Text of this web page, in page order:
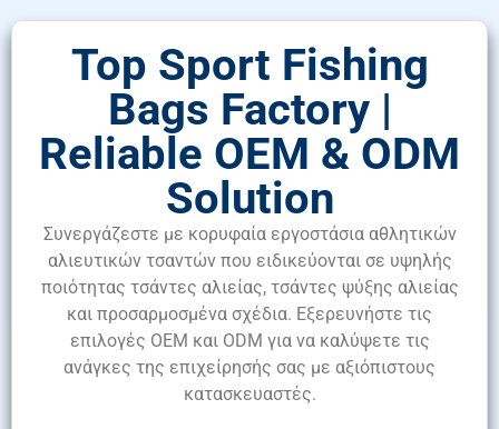
Top Sport Fishing
Bags Factory |
Reliable OEM & ODM
Solution
Συνεργάζεστε με κορυφαία εργοστάσια αθλητικών
αλιευτικών τσαντών που ειδικεύονται σε υψηλής
ποιότητας τσάντες αλιείας, τσάντες ψύξης αλιείας
και προσαρμοσμένα σχέδια. Εξερευνήστε τις
επιλογές OEM και ODM για να καλύψετε τις
ανάγκες της επιχείρησής σας με αξιόπιστους
κατασκευαστές.